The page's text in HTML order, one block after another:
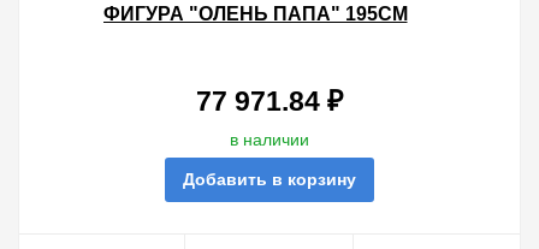
ФИГУРА "ОЛЕНЬ ПАПА" 195СМ
77 971.84 ₽
в наличии
Добавить в корзину